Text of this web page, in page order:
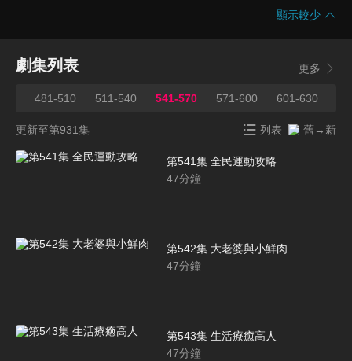
顯示較少
劇集列表 更多
481-510 511-540 541-570 571-600 601-630
更新至第931集 列表 舊→新
第541集 全民運動攻略
47分鐘
第542集 大老婆與小鮮肉
47分鐘
第543集 生活療癒高人
47分鐘